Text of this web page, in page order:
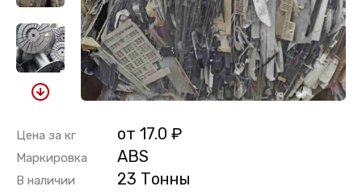
Цена за кг от 17.0 ₽
Маркировка ABS
В наличии 23 Тонны